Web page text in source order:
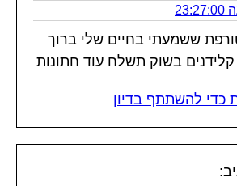
ששמעתי בחיים שלי ברוך
בשוק תשלח עוד חתונות
להשתתף בדיון